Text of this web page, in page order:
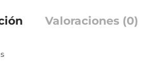
Valoraciones (0)